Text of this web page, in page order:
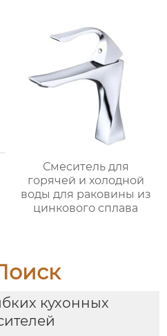
Смеситель для
горячей и холодной
воды для раковины из
цинкового сплава
кухонных